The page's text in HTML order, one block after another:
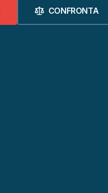
CONFRONTA